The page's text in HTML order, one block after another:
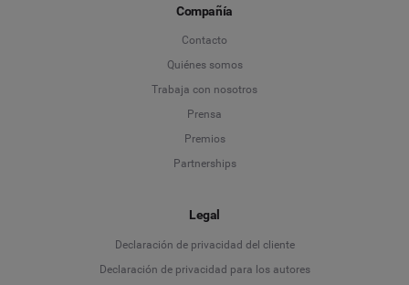
Compañía
Contacto
Quiénes somos
Trabaja con nosotros
Prensa
Premios
Partnerships
Legal
Declaración de privacidad del cliente
Declaración de privacidad para los autores